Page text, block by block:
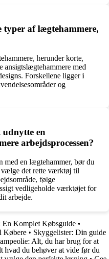
typer af lægtehammere,
herunder korte,
ansigtslægtehammere med
Forskellene ligger i
og
en
arbejdsprocessen?
med en lægtehammer, bør du
vælge det rette værktøj til
følge
vedligeholde værktøjet for
arbejde.
En Komplet Købsguide •
Købere • Skyggelister: Din guide
Alt, du har brug for at
hvad du behøver at vide før du